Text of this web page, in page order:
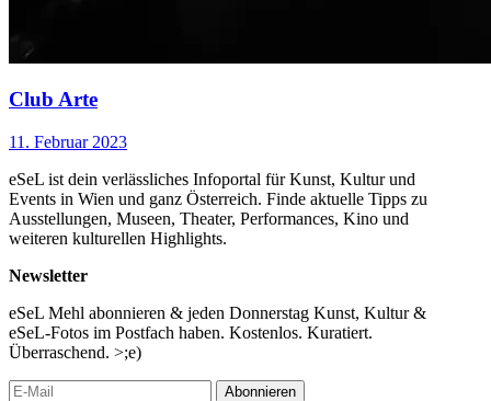
Club Arte
11. Februar 2023
eSeL ist dein verlässliches Infoportal für Kunst, Kultur und
Events in Wien und ganz Österreich. Finde aktuelle Tipps zu
Ausstellungen, Museen, Theater, Performances, Kino und
weiteren kulturellen Highlights.
Newsletter
eSeL Mehl abonnieren & jeden Donnerstag Kunst, Kultur &
eSeL-Fotos im Postfach haben. Kostenlos. Kuratiert.
Überraschend. >;e)
Abonnieren